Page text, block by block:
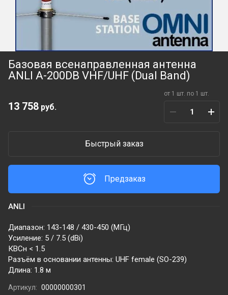
Базовая всенаправленная антенна
ANLI A-200DB VHF/UHF (Dual Band)
13 758 руб.
от 1 шт. по 1 шт.
Предзаказ
Быстрый заказ
ANLI
Диапазон: 143-148 / 430-450 (МГц)
Усиление: 5 / 7.5 (dBi)
КВСн < 1.5
Разъём в основании антенны: UHF female (SO-239)
Длина: 1.8 м
Артикул: 00000000301